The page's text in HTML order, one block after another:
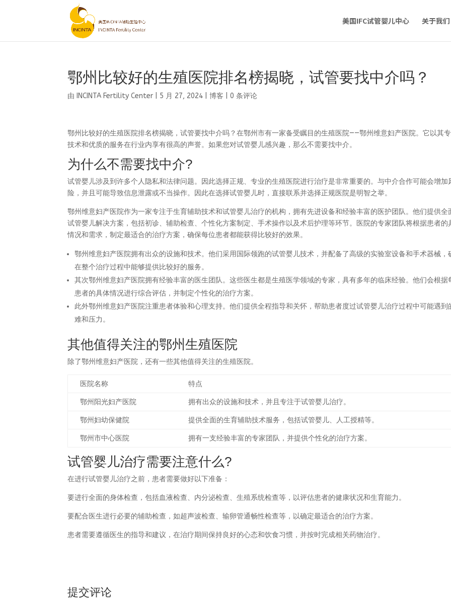
美国IFC试管婴儿中心 关于我们
鄂州比较好的生殖医院排名榜揭晓，试管要找中介吗？
由 INCINTA Fertility Center 5 月 27, 2024 |博客 |0 条评论
鄂州比较好的生殖医院排名榜揭晓，试管要找中介吗？在鄂州市有一家备受瞩目的生殖医院——鄂州维意妇产医院。它以其
技术和优质的服务在行业内享有很高的声誉。如果您对试管婴儿感兴趣，那么不需要找中介。
为什么不需要找中介?
试管婴儿涉及到许多个人隐私和法律问题。因此选择正规、专业的生殖医院进行治疗是非常重要的。与中介合作可能会增加
险，并且可能导致信息泄露或不当操作。因此在选择试管婴儿时，直接联系并选择正规医院是明智之举。
鄂州维意妇产医院作为一家专注于生育辅助技术和试管婴儿治疗的机构，拥有先进设备和经验丰富的医护团队。他们提供全
试管婴儿解决方案，包括初诊、辅助检查、个性化方案制定、手术操作以及术后护理等环节。医院的专家团队将根据患者的
情况和需求，制定最适合的治疗方案，确保每位患者都能获得比较好的效果。
鄂州维意妇产医院拥有出众的设施和技术。他们采用国际领跑的试管婴儿技术，并配备了高级的实验室设备和手术器械，
在整个治疗过程中能够提供比较好的服务。
其次鄂州维意妇产医院拥有经验丰富的医生团队。这些医生都是生殖医学领域的专家，具有多年的临床经验。他们会根据
患者的具体情况进行综合评估，并制定个性化的治疗方案。
此外鄂州维意妇产医院注重患者体验和心理支持。他们提供全程指导和关怀，帮助患者度过试管婴儿治疗过程中可能遇到
难和压力。
其他值得关注的鄂州生殖医院
除了鄂州维意妇产医院，还有一些其他值得关注的生殖医院。
医院名称 特点
鄂州阳光妇产医院 拥有出众的设施和技术，并且专注于试管婴儿治疗。
鄂州妇幼保健院 提供全面的生育辅助技术服务，包括试管婴儿、人工授精等。
鄂州市中心医院 拥有一支经验丰富的专家团队，并提供个性化的治疗方案。
试管婴儿治疗需要注意什么?
在进行试管婴儿治疗之前，患者需要做好以下准备：
要进行全面的身体检查，包括血液检查、内分泌检查、生殖系统检查等，以评估患者的健康状况和生育能力。
要配合医生进行必要的辅助检查，如超声波检查、输卵管通畅性检查等，以确定最适合的治疗方案。
患者需要遵循医生的指导和建议，在治疗期间保持良好的心态和饮食习惯，并按时完成相关药物治疗。
提交评论